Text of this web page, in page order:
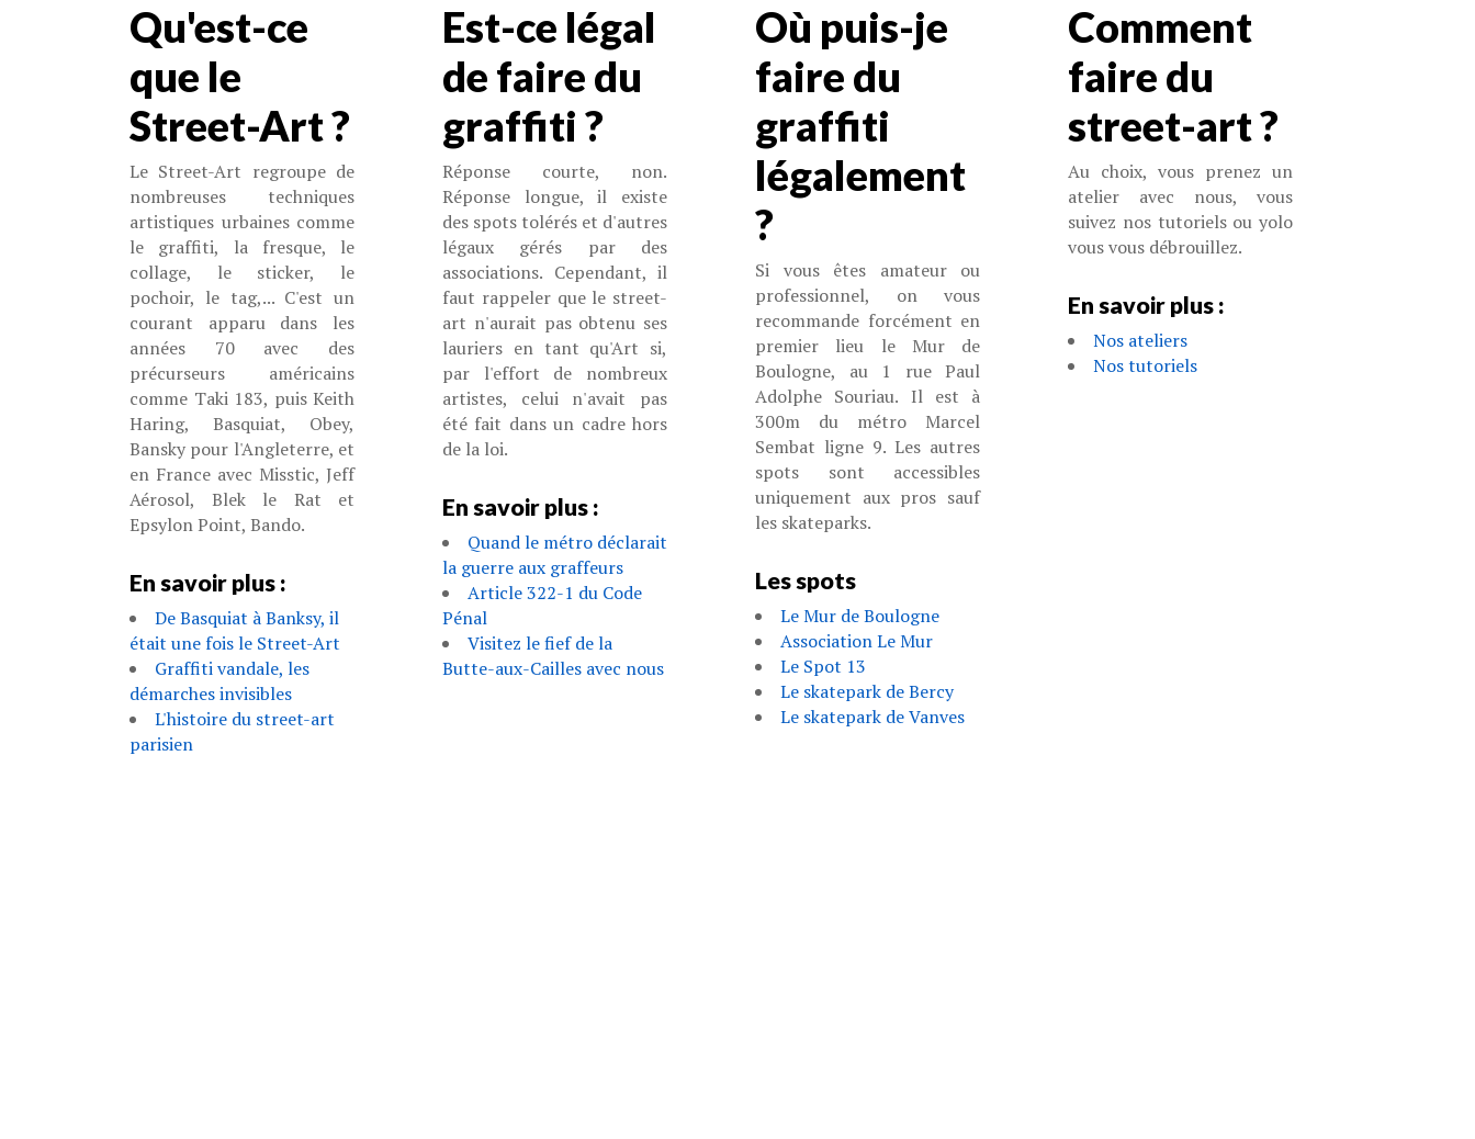
Qu'est-ce
que le
Street-Art ?
Le Street-Art regroupe de
nombreuses techniques
artistiques urbaines comme
le graffiti, la fresque, le
collage, le sticker, le
pochoir, le tag,... C'est un
courant apparu dans les
années 70 avec des
précurseurs américains
comme Taki 183, puis Keith
Haring, Basquiat, Obey,
Bansky pour l'Angleterre, et
en France avec Misstic, Jeff
Aérosol, Blek le Rat et
Epsylon Point, Bando.
En savoir plus :
De Basquiat à Banksy, il
était une fois le Street-Art
Graffiti vandale, les
démarches invisibles
L'histoire du street-art
parisien
Est-ce légal
de faire du
graffiti ?
Réponse courte, non.
Réponse longue, il existe
des spots tolérés et d'autres
légaux gérés par des
associations. Cependant, il
faut rappeler que le street-
art n'aurait pas obtenu ses
lauriers en tant qu'Art si,
par l'effort de nombreux
artistes, celui n'avait pas
été fait dans un cadre hors
de la loi.
En savoir plus :
Quand le métro déclarait
la guerre aux graffeurs
Article 322-1 du Code
Pénal
Visitez le fief de la
Butte-aux-Cailles avec nous
Où puis-je
faire du
graffiti
légalement
?
Si vous êtes amateur ou
professionnel, on vous
recommande forcément en
premier lieu le Mur de
Boulogne, au 1 rue Paul
Adolphe Souriau. Il est à
300m du métro Marcel
Sembat ligne 9. Les autres
spots sont accessibles
uniquement aux pros sauf
les skateparks.
Les spots
Le Mur de Boulogne
Association Le Mur
Le Spot 13
Le skatepark de Bercy
Le skatepark de Vanves
Comment
faire du
street-art ?
Au choix, vous prenez un
atelier avec nous, vous
suivez nos tutoriels ou yolo
vous vous débrouillez.
En savoir plus :
Nos ateliers
Nos tutoriels